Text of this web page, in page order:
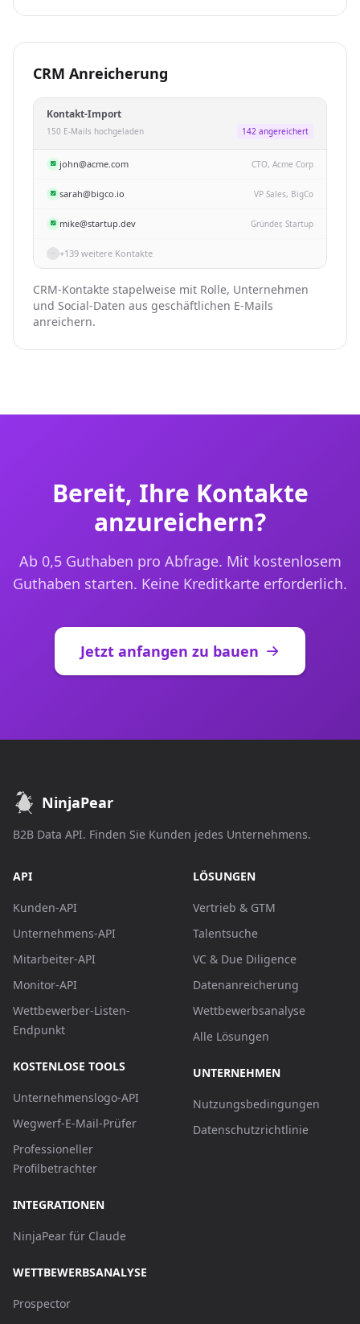
CRM Anreicherung
Kontakt-Import
150 E-Mails hochgeladen 142 angereichert
john@acme.com CTO, Acme Corp
sarah@bigco.io VP Sales, BigCo
mike@startup.dev Gründer, Startup
+139 weitere Kontakte
CRM-Kontakte stapelweise mit Rolle, Unternehmen
und Social-Daten aus geschäftlichen E-Mails
anreichern.
Bereit, Ihre Kontakte
anzureichern?
Ab 0,5 Guthaben pro Abfrage. Mit kostenlosem
Guthaben starten. Keine Kreditkarte erforderlich.
Jetzt anfangen zu bauen
NinjaPear
B2B Data API. Finden Sie Kunden jedes Unternehmens.
API
Kunden-API
Unternehmens-API
Mitarbeiter-API
Monitor-API
Wettbewerber-Listen-
Endpunkt
KOSTENLOSE TOOLS
Unternehmenslogo-API
Wegwerf-E-Mail-Prüfer
Professioneller
Profilbetrachter
INTEGRATIONEN
NinjaPear für Claude
WETTBEWERBSANALYSE
Prospector
LÖSUNGEN
Vertrieb & GTM
Talentsuche
VC & Due Diligence
Datenanreicherung
Wettbewerbsanalyse
Alle Lösungen
UNTERNEHMEN
Nutzungsbedingungen
Datenschutzrichtlinie